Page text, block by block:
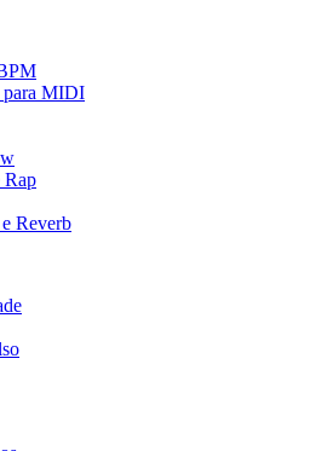
para MIDI
Rap
Reverb